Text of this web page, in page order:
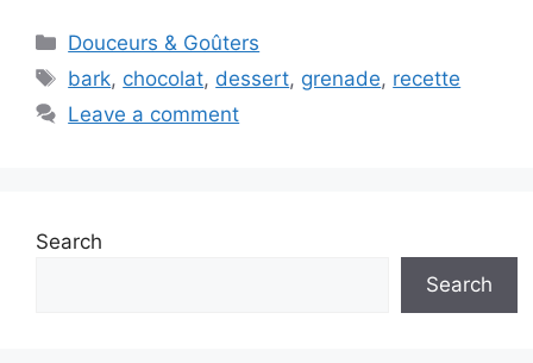
Categories
Douceurs & Goûters
Tags
bark, chocolat, dessert, grenade, recette
Leave a comment
Search
Search